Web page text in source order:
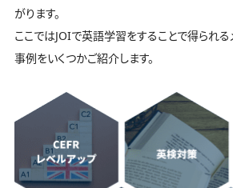
がります。
ここではJOIで英語学習をすることで得られる
事例をいくつかご紹介します。